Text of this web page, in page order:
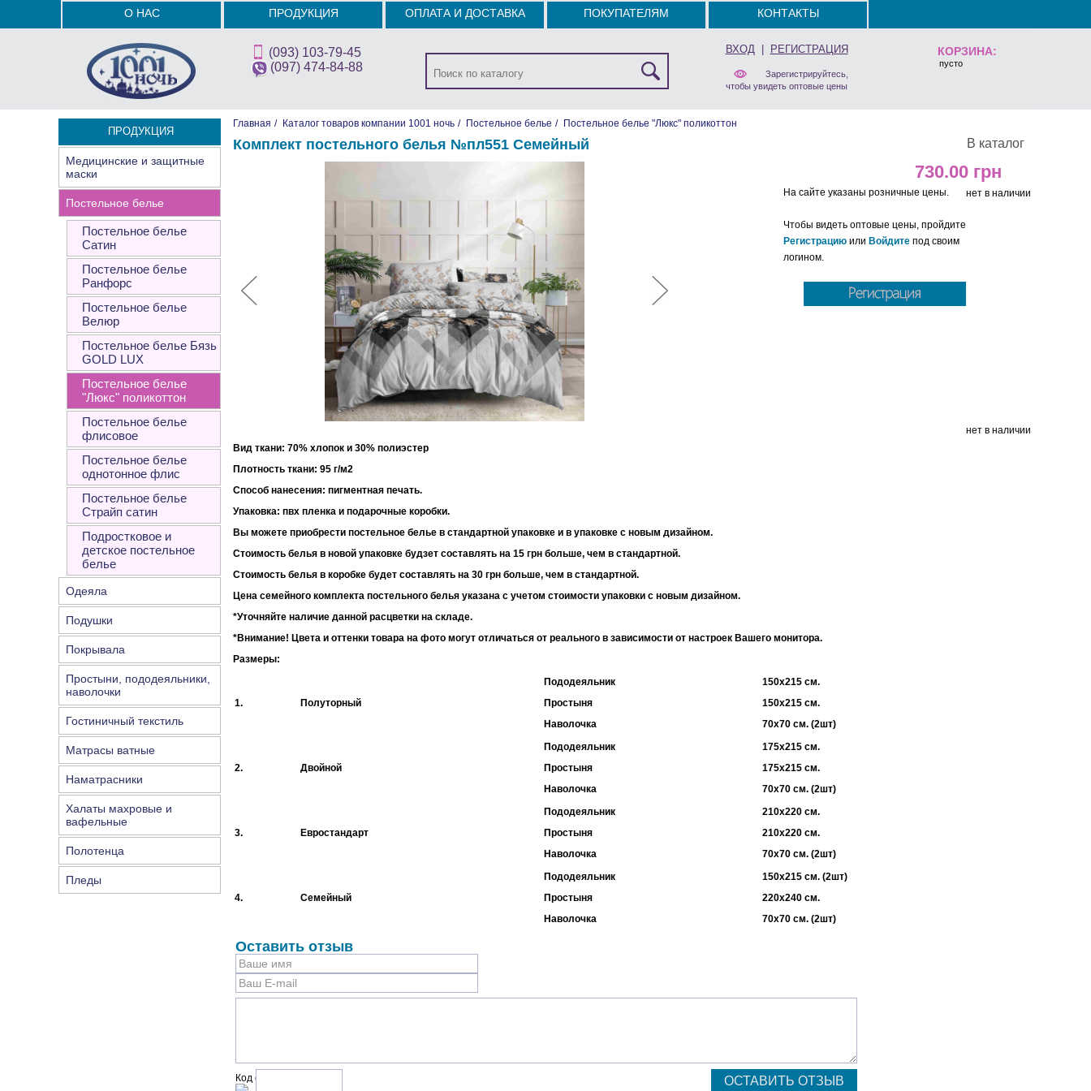
КОРЗИНА:
пусто
О НАС ПРОДУКЦИЯ ОПЛАТА И ДОСТАВКА ПОКУПАТЕЛЯМ КОНТАКТЫ
(093) 103-79-45
(097) 474-84-88
ВХОД| РЕГИСТРАЦИЯ
Зарегистрируйтесь,
чтобы увидеть оптовые цены
ПРОДУКЦИЯ
Медицинские и защитные
маски
Постельное белье
Постельное белье
Сатин
Постельное белье
Ранфорс
Постельное белье
Велюр
Постельное белье Бязь
GOLD LUX
Постельное белье
"Люкс" поликоттон
Постельное белье
флисовое
Постельное белье
однотонное флис
Постельное белье
Страйп сатин
Подростковое и
детское постельное
белье
Одеяла
Подушки
Покрывала
Простыни, пододеяльники,
наволочки
Гостиничный текстиль
Матрасы ватные
Наматрасники
Халаты махровые и
вафельные
Полотенца
Пледы
Главная / Каталог товаров компании 1001 ночь / Постельное белье / Постельное белье "Люкс" поликоттон
В каталог
Комплект постельного белья №пл551 Семейный
730.00
нет в наличии
На сайте указаны розничные цены.
Чтобы видеть оптовые цены, пройдите
Регистрацию или Войдите под своим
логином.
нет в наличии
Вид ткани: 70% хлопок и 30% полиэстер
Плотность ткани: 95 г/м2
Способ нанесения: пигментная печать.
Упаковка: пвх пленка и подарочные коробки.
Вы можете приобрести постельное белье в стандартной упаковке и в упаковке с новым дизайном.
Стоимость белья в новой упаковке будзет составлять на 15 грн больше, чем в стандартной.
Стоимость белья в коробке будет составлять на 30 грн больше, чем в стандартной.
Цена семейного комплекта постельного белья указана с учетом стоимости упаковки с новым дизайном.
*Уточняйте наличие данной расцветки на складе.
*Внимание! Цвета и оттенки товара на фото могут отличаться от реального в зависимости от настроек Вашего монитора.
Размеры:
1. Полуторный
Пододеяльник
Простыня
Наволочка
150х215 см.
150х215 см.
70х70 см. (2шт)
2. Двойной
Пододеяльник
Простыня
Наволочка
175х215 см.
175х215 см.
70х70 см. (2шт)
3. Евростандарт
Пододеяльник
Простыня
Наволочка
210х220 см.
210х220 см.
70х70 см. (2шт)
4. Семейный
Пододеяльник
Простыня
Наволочка
150х215 см. (2шт)
220х240 см.
70х70 см. (2шт)
Оставить отзыв
Код с рисунка: